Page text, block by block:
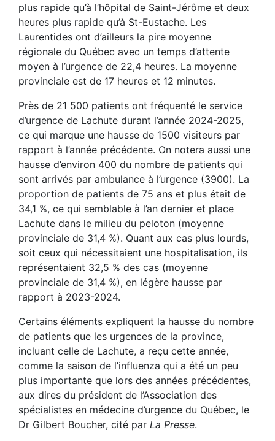
plus rapide qu’à l’hôpital de Saint-Jérôme et deux
heures plus rapide qu’à St-Eustache. Les
Laurentides ont d’ailleurs la pire moyenne
régionale du Québec avec un temps d’attente
moyen à l’urgence de 22,4 heures. La moyenne
provinciale est de 17 heures et 12 minutes.
Près de 21 500 patients ont fréquenté le service
d’urgence de Lachute durant l’année 2024-2025,
ce qui marque une hausse de 1500 visiteurs par
rapport à l’année précédente. On notera aussi une
hausse d’environ 400 du nombre de patients qui
sont arrivés par ambulance à l’urgence (3900). La
proportion de patients de 75 ans et plus était de
34,1 %, ce qui semblable à l’an dernier et place
Lachute dans le milieu du peloton (moyenne
provinciale de 31,4 %). Quant aux cas plus lourds,
soit ceux qui nécessitaient une hospitalisation, ils
représentaient 32,5 % des cas (moyenne
provinciale de 31,4 %), en légère hausse par
rapport à 2023-2024.
Certains éléments expliquent la hausse du nombre
de patients que les urgences de la province,
incluant celle de Lachute, a reçu cette année,
comme la saison de l’influenza qui a été un peu
plus importante que lors des années précédentes,
aux dires du président de l’Association des
spécialistes en médecine d’urgence du Québec, le
Dr Gilbert Boucher, cité par La Presse.